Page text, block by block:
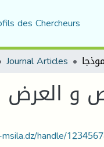
des Chercheurs
Journal Articles
و
handle/